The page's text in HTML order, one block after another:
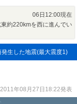
06日12:00現在
約220kmを西に進んでい
生した地震(最大震度1)
2011年08月27日18:22発表